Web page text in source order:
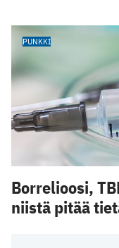
PUNKKI
Borrelioosi,
niistä pitää